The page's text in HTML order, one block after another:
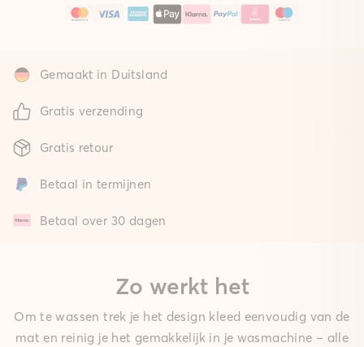
Gemaakt in Duitsland
Gratis verzending
Gratis retour
Betaal in termijnen
Betaal over 30 dagen
Zo werkt het
Om te wassen trek je het design kleed eenvoudig van de
mat en reinig je het gemakkelijk in je wasmachine – alle